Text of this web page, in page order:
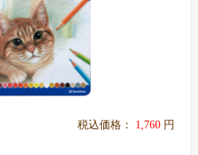
税込価格： 1,760 円